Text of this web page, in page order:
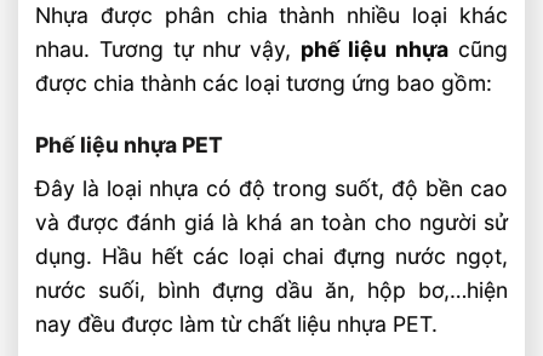
Vì sao bạn nên bán phế liệu nhựa cho Phế
Liệu 24H?
Thu mua tất cả các loại phế liệu nhựa
trên toàn quốc
Thu mua phế liệu nhựa giá cao đúng
hẹn, nhanh chóng
Thu mua phế liệu nhựa tận nơi, sạch sẽ
Thanh toán nhanh chóng
Nhựa được phân chia thành nhiều loại khác
nhau. Tương tự như vậy, phế liệu nhựa cũng
được chia thành các loại tương ứng bao gồm:
Phế liệu nhựa PET
Đây là loại nhựa có độ trong suốt, độ bền cao
và được đánh giá là khá an toàn cho người sử
dụng. Hầu hết các loại chai đựng nước ngọt,
nước suối, bình đựng dầu ăn, hộp bơ,…hiện
nay đều được làm từ chất liệu nhựa PET.